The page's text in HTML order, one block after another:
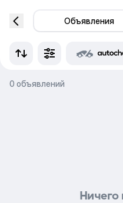
Объявления
0 объявлений
Ничего